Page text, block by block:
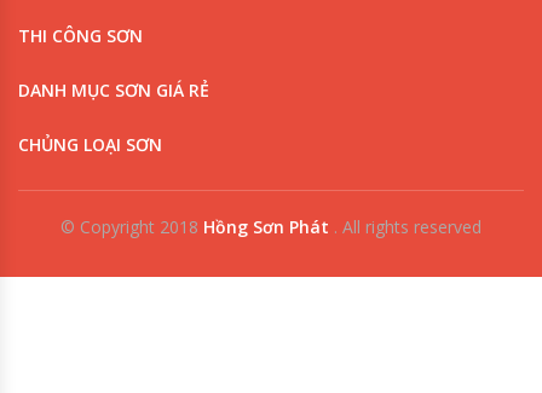
THI CÔNG SƠN
DANH MỤC SƠN GIÁ RẺ
CHỦNG LOẠI SƠN
© Copyright 2018 Hồng Sơn Phát . All rights reserved